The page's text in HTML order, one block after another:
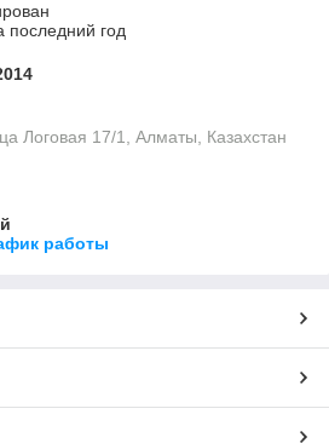
последний год
Логовая 17/1, Алматы, Казахстан
работы